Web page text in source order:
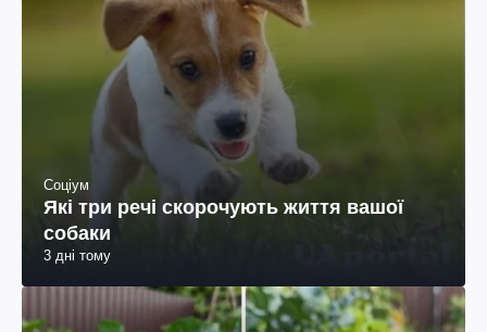
Соціум
Які три речі скорочують життя вашої
собаки
3 дні тому